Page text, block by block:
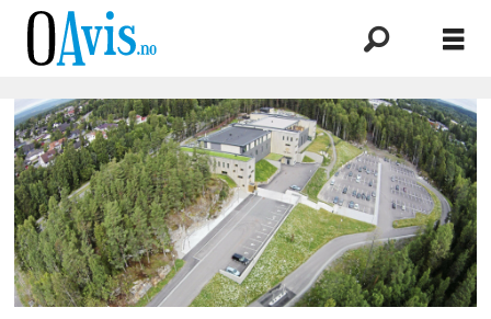
Emne:
bad